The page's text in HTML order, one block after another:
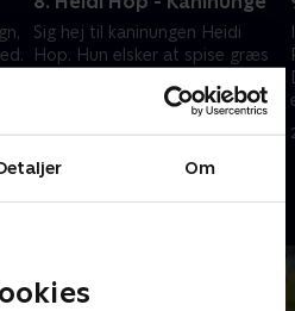
Om
Sig hej til kaninungen Heidi
Hop. Hun elsker at spise græs
lege med sine kaninsøskende,
men den 'gale hane' galer hele
28. august 2021 • 4 min